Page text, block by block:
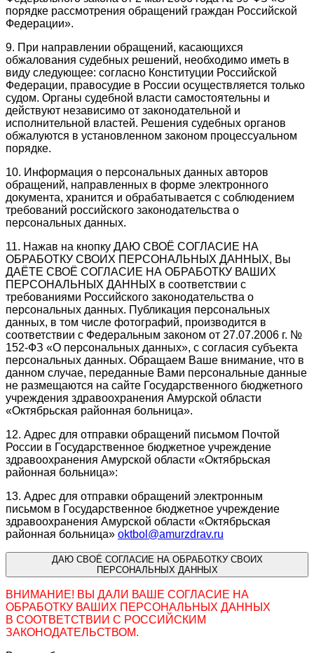
порядке рассмотрения обращений граждан Российской
Федерации».
9. При направлении обращений, касающихся
обжалования судебных решений, необходимо иметь в
виду следующее: согласно Конституции Российской
Федерации, правосудие в России осуществляется только
судом. Органы судебной власти самостоятельны и
действуют независимо от законодательной и
исполнительной властей. Решения судебных органов
обжалуются в установленном законом процессуальном
порядке.
10. Информация о персональных данных авторов
обращений, направленных в форме электронного
документа, хранится и обрабатывается с соблюдением
требований российского законодательства о
персональных данных.
11. Нажав на кнопку ДАЮ СВОЁ СОГЛАСИЕ НА
ОБРАБОТКУ СВОИХ ПЕРСОНАЛЬНЫХ ДАННЫХ, Вы
ДАЁТЕ СВОЁ СОГЛАСИЕ НА ОБРАБОТКУ ВАШИХ
ПЕРСОНАЛЬНЫХ ДАННЫХ в соответствии с
требованиями Российского законодательства о
персональных данных. Публикация персональных
данных, в том числе фотографий, производится в
соответствии с Федеральным законом от 27.07.2006 г. №
152-ФЗ «О персональных данных», с согласия субъекта
персональных данных. Обращаем Ваше внимание, что в
данном случае, переданные Вами персональные данные
не размещаются на сайте Государственного бюджетного
учреждения здравоохранения Амурской области
«Октябрьская районная больница».
12. Адрес для отправки обращений письмом Почтой
России в Государственное бюджетное учреждение
здравоохранения Амурской области «Октябрьская
районная больница»:
13. Адрес для отправки обращений электронным
письмом в Государственное бюджетное учреждение
здравоохранения Амурской области «Октябрьская
районная больница» oktbol@amurzdrav.ru
ДАЮ СВОЁ СОГЛАСИЕ НА ОБРАБОТКУ СВОИХ
ПЕРСОНАЛЬНЫХ ДАННЫХ
ВНИМАНИЕ! ВЫ ДАЛИ ВАШЕ СОГЛАСИЕ НА
ОБРАБОТКУ ВАШИХ ПЕРСОНАЛЬНЫХ ДАННЫХ
В СООТВЕТСТВИИ С РОССИЙСКИМ
ЗАКОНОДАТЕЛЬСТВОМ.